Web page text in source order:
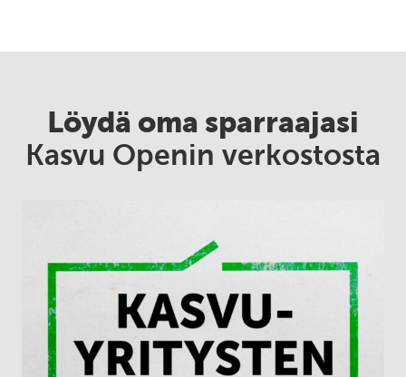
Löydä oma sparraajasi
Kasvu Openin verkostosta